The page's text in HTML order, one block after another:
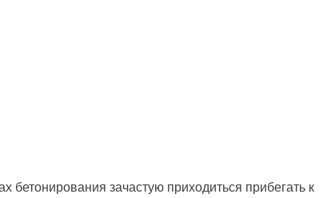
зачастую приходиться прибегать к